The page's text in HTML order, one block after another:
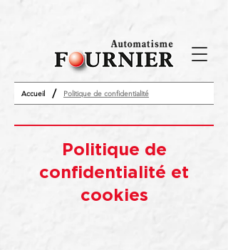
Accueil / Politique de confidentialité
Politique de
confidentialité et
cookies